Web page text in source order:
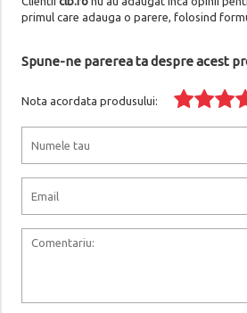
primul care adauga o parere, folosind
Spune-ne parerea ta despre acest
Nota acordata produsului: